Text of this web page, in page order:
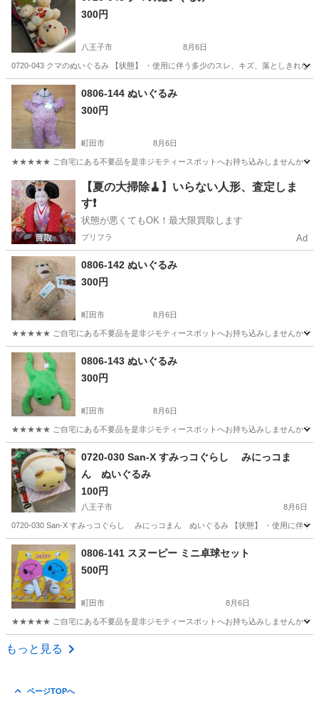
300円
八王子市 8月6日
0720-043 クマのぬいぐるみ 【状態】 ・使用に伴う多少のスレ、キズ、落としきれ
東京 八王子市 クマのぬいぐるみ
0806-144 ぬいぐるみ
300円
町田市 8月6日
★★★★★ ご自宅にある不要品を是非ジモティースポットへお持ち込みしませんか？
東京 町田市 おもちゃ 現地
【夏の大掃除🧹】いらない人形、査定しま
す❗️
状態が悪くてもOK！最大限買取します
プリフラ Ad
0806-142 ぬいぐるみ
300円
町田市 8月6日
★★★★★ ご自宅にある不要品を是非ジモティースポットへお持ち込みしませんか？
東京 町田市 現地
0806-143 ぬいぐるみ
300円
町田市 8月6日
★★★★★ ご自宅にある不要品を是非ジモティースポットへお持ち込みしませんか？
東京 町田市
0720-030 San-X すみっコぐらし みにっコま
ん ぬいぐるみ
100円
八王子市 8月6日
0720-030 San-X すみっコぐらし みにっコまん ぬいぐるみ 【状態】 ・使用に伴う
東京 八王子市 0806-141 スヌーピー ミニ卓球セット
500円
町田市 8月6日
★★★★★ ご自宅にある不要品を是非ジモティースポットへお持ち込みしませんか？
東京 町田市
もっと見る
ページTOPへ